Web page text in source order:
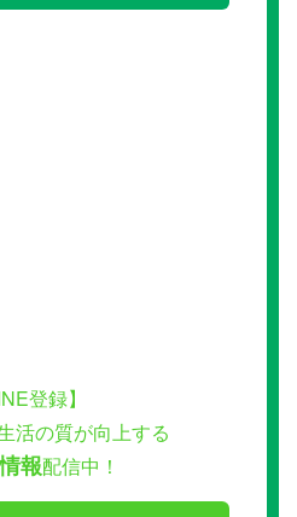
登録】
活の質が向上する
報配信中！